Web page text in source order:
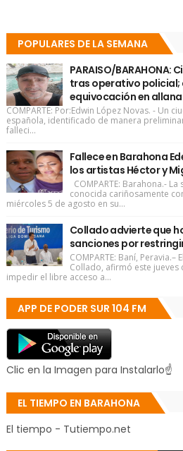
POPULARES DE LA SEMANA
PARAISO/
tras operativo policial;
equivocación en
COMPARTE: Por:Edwin López Novas. - Un
española, identificado de manera
falleci...
Fallece en Barahona
los artistas Héctor y
COMPARTE: Barahona.-
conocida cariñosamente
miércoles 5 de agosto en su...
Collado advierte que
sanciones por
COMPARTE: Baní,
Collado, afirmó este
impedir el libre acceso a...
APP DE PODER SUR 104 FM
Clic en la Imagen para Instalarlo☝
EL TIEMPO EN BARAHONA
El tiempo - Tutiempo.net